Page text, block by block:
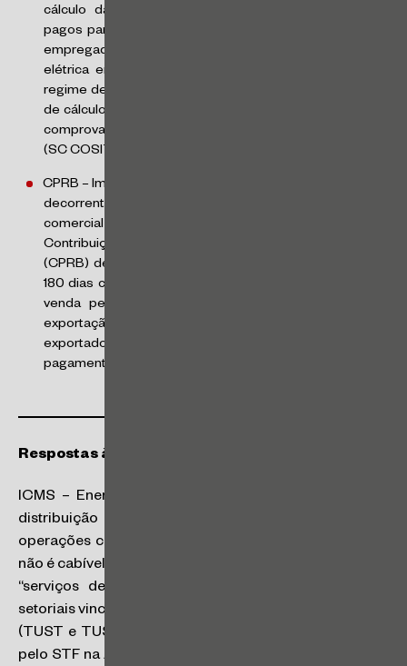
cálculo das contribuições previdenciárias: os valores
pagos para ressarcimento de despesas arcadas pelos
empregados com internet e consumo de energia
elétrica em decorrência da prestação de serviços no
regime de teletrabalho não devem ser incluídos na base
de cálculo das contribuições previdenciárias, desde que
comprovadas mediante documentação hábil e idônea
(SC COSIT nº 87/23)
CPRB – Imunidade das Receitas de Exportação: a receita
decorrente de exportação por intermédio de empresa
comercial exportadora é imune à incidência de
Contribuição Previdenciária sobre a Receita Bruta
(CPRB) desde que seja efetivada a exportação em até
180 dias contados da data da emissão da nota fiscal de
venda pela empresa produtora. Caso não ocorra a
exportação no prazo estipulado, a empresa comercial
exportadora passará a ser responsável tributário pelo
pagamento da CPRB devida. (SC COSIT nº 95/23)
Respostas às Consultas da SEFAZ/SP
ICMS – Energia Elétrica – Serviços de transmissão e
distribuição e encargos setoriais vinculados às
operações com energia elétrica: a partir de 10/2/2023,
não é cabível a exclusão da base de cálculo do ICMS de
“serviços de transmissão e distribuição e encargos
setoriais vinculados às operações com energia elétrica”
(TUST e TUSD), conforme a medida cautelar deferida
pelo STF na ADI 7195. No período compreendido entre